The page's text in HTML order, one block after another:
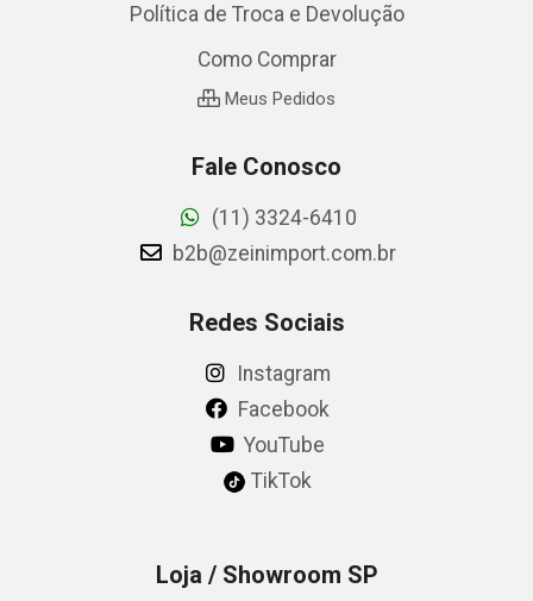
Política de Troca e Devolução
Como Comprar
Meus Pedidos
Fale Conosco
(11) 3324-6410
b2b@zeinimport.com.br
Redes Sociais
Instagram
Facebook
YouTube
TikTok
Loja / Showroom SP